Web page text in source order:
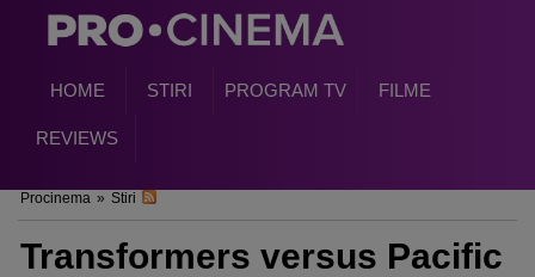
HOME STIRI PROGRAM TV FILME
REVIEWS
Procinema » Stiri
Transformers versus Pacific